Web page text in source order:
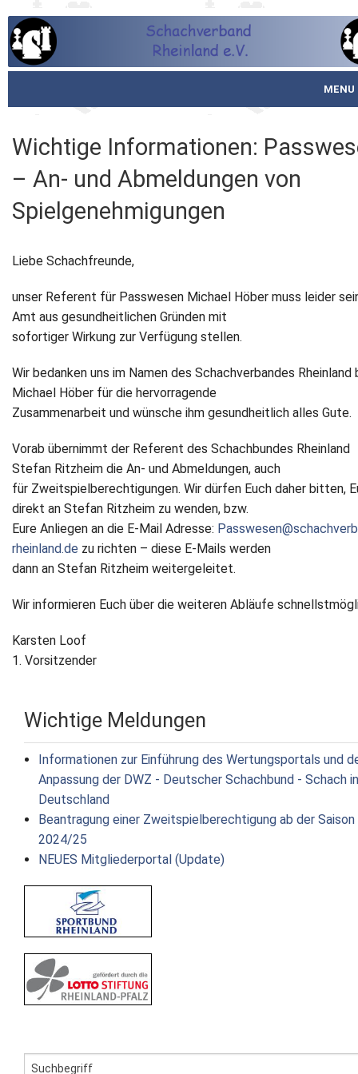
MENU
über den SVR
Spielbetrieb
Fotos
Newsletter
Impressum
Datenschutz
Wichtige Informationen:
– An- und Abmeldungen von
Spielgenehmigungen
Liebe Schachfreunde,
unser Referent für Passwesen Michael Höber muss leider
Amt aus gesundheitlichen Gründen mit
sofortiger Wirkung zur Verfügung stellen.
Wir bedanken uns im Namen des Schachverbandes Rheinland
Michael Höber für die hervorragende
Zusammenarbeit und wünsche ihm gesundheitlich alles Gute.
Vorab übernimmt der Referent des Schachbundes Rheinland
Stefan Ritzheim die An- und Abmeldungen, auch
für Zweitspielberechtigungen. Wir dürfen Euch daher bitten,
direkt an Stefan Ritzheim zu wenden, bzw.
Eure Anliegen an die E-Mail Adresse:
rheinland.de zu richten – diese E-Mails werden
dann an Stefan Ritzheim weitergeleitet.
Wir informieren Euch über die weiteren Abläufe
Karsten Loof
1. Vorsitzender
Wichtige Meldungen
Informationen zur Einführung des Wertungsportals und
Anpassung der DWZ - Deutscher Schachbund - Schach in
Deutschland
Beantragung einer Zweitspielberechtigung ab der Saison
2024/25
NEUES Mitgliederportal (Update)